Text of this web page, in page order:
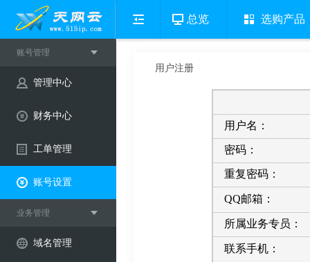
总览 选购产品
用户注册
账号管理
管理中心
财务中心
工单管理
账号设置
业务管理
域名管理
用户名：
密码：
重复密码：
QQ邮箱：
所属业务专员：
联系手机：